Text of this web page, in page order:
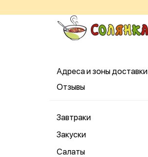
Адреса и зоны доставки
Отзывы
Завтраки
Закуски
Салаты